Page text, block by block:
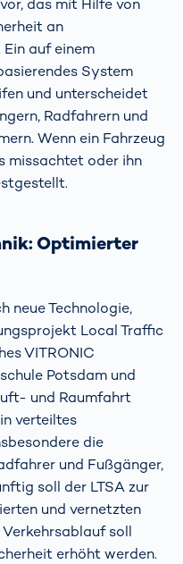
an
auf einem
System
und unterscheidet
Radfahrern und
Wenn ein Fahrzeug
missachtet oder ihn
Optimierter
neue Technologie,
Local Traffic
VITRONIC
Potsdam und
und Raumfahrt
verteiltes
die
und Fußgänger,
soll der LTSA zur
und vernetzten
soll
erhöht werden.